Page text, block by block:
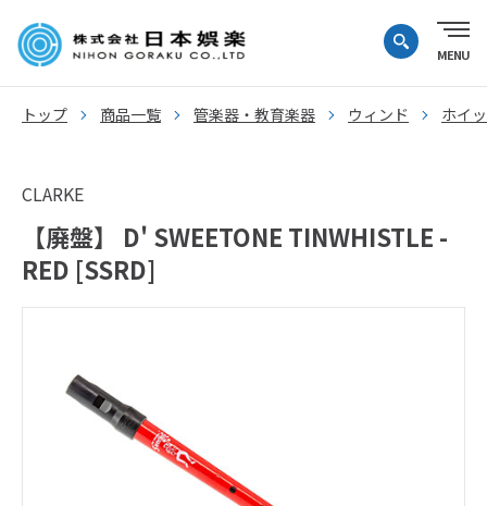
トップ 商品一覧 管楽器・教育楽器 ウィンド ホイ
CLARKE
【廃盤】 D' SWEETONE TINWHISTLE -
RED [SSRD]